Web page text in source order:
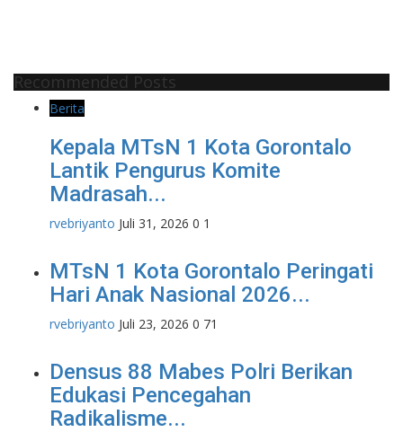
Recommended Posts
Berita
Kepala MTsN 1 Kota Gorontalo
Lantik Pengurus Komite
Madrasah...
rvebriyanto Juli 31, 2026 0 1
MTsN 1 Kota Gorontalo Peringati
Hari Anak Nasional 2026...
rvebriyanto Juli 23, 2026 0 71
Densus 88 Mabes Polri Berikan
Edukasi Pencegahan
Radikalisme...